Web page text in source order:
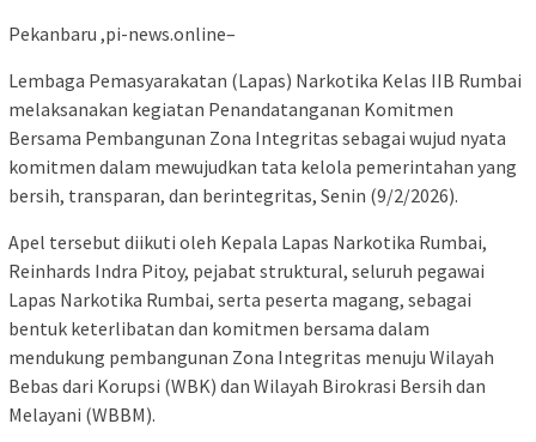
Pekanbaru ,pi-news.online–
Lembaga Pemasyarakatan (Lapas) Narkotika Kelas IIB Rumbai
melaksanakan kegiatan Penandatanganan Komitmen
Bersama Pembangunan Zona Integritas sebagai wujud nyata
komitmen dalam mewujudkan tata kelola pemerintahan yang
bersih, transparan, dan berintegritas, Senin (9/2/2026).
Apel tersebut diikuti oleh Kepala Lapas Narkotika Rumbai,
Reinhards Indra Pitoy, pejabat struktural, seluruh pegawai
Lapas Narkotika Rumbai, serta peserta magang, sebagai
bentuk keterlibatan dan komitmen bersama dalam
mendukung pembangunan Zona Integritas menuju Wilayah
Bebas dari Korupsi (WBK) dan Wilayah Birokrasi Bersih dan
Melayani (WBBM).